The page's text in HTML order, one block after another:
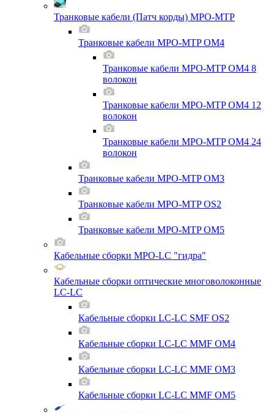
Транковые кабели (Патч корды) MPO-MTP
Транковые кабели MPO-MTP OM4
Транковые кабели MPO-MTP OM4 8
волокон
Транковые кабели MPO-MTP OM4 12
волокон
Транковые кабели MPO-MTP OM4 24
волокон
Транковые кабели MPO-MTP OM3
Транковые кабели MPO-MTP OS2
Транковые кабели MPO-MTP OM5
Кабельные сборки MPO-LC "гидра"
Кабельные сборки оптические многоволоконные
LC-LC
Кабельные сборки LC-LC SMF OS2
Кабельные сборки LC-LC MMF OM4
Кабельные сборки LC-LC MMF OM3
Кабельные сборки LC-LC MMF OM5